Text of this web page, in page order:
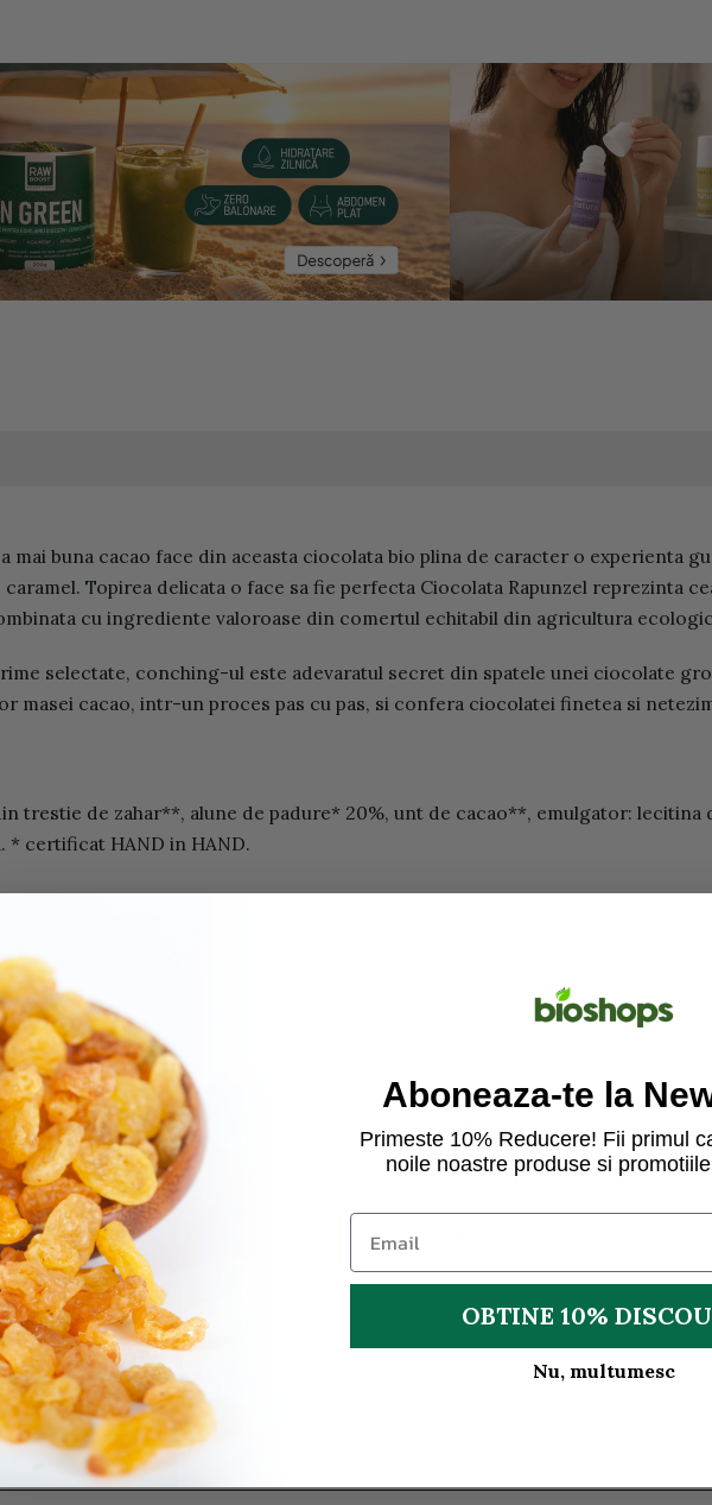
mai buna cacao face din aceasta ciocolata bio plina de caracter o experienta
Topirea delicata o face sa fie perfecta Ciocolata Rapunzel reprezinta
cu ingrediente valoroase din comertul echitabil din agricultura
selectate, conching-ul este adevaratul secret din spatele unei ciocolate
masei cacao, intr-un proces pas cu pas, si confera ciocolatei finetea si
trestie de zahar**, alune de padure* 20%, unt de cacao**, emulgator:
* certificat HAND in HAND.
lapte
ml):
2470
39g
Aboneaza-te la
Primeste 10% Reducere! Fii primul
noile noastre produse si
OBTINE 10%
Nu, multumesc